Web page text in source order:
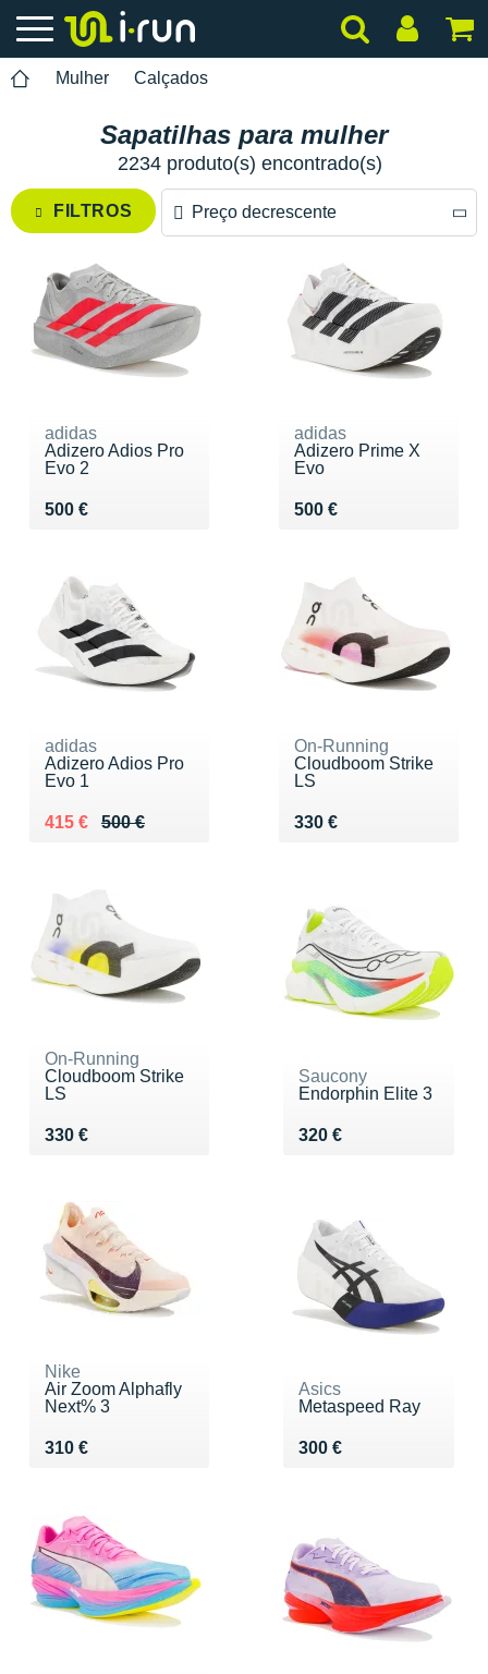
Mulher Calçados
Sapatilhas para mulher
2234 produto(s) encontrado(s)
FILTROS Preço decrescente
Preço crescente
adidas
Adizero Adios Pro
Evo 2
500 €
Vendu 500 €
adidas
Adizero Prime X
Evo
500 €
Vendu 500 €
adidas
Adizero Adios Pro
Evo 1
500 €
Au lieu de 500 €
415 €
Vendu 415 €
On-Running
Cloudboom Strike
LS
330 €
Vendu 330 €
On-Running
Cloudboom Strike
LS
330 €
Vendu 330 €
Saucony
Endorphin Elite 3
320 €
Vendu 320 €
Nike
Air Zoom Alphafly
Next% 3
310 €
Vendu 310 €
Asics
Metaspeed Ray
300 €
Vendu 300 €